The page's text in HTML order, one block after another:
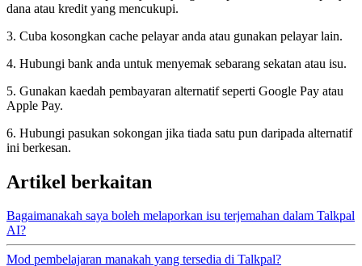
dana atau kredit yang mencukupi.
3. Cuba kosongkan cache pelayar anda atau gunakan pelayar lain.
4. Hubungi bank anda untuk menyemak sebarang sekatan atau isu.
5. Gunakan kaedah pembayaran alternatif seperti Google Pay atau
Apple Pay.
6. Hubungi pasukan sokongan jika tiada satu pun daripada alternatif
ini berkesan.
Artikel berkaitan
Bagaimanakah saya boleh melaporkan isu terjemahan dalam Talkpal
AI?
Mod pembelajaran manakah yang tersedia di Talkpal?